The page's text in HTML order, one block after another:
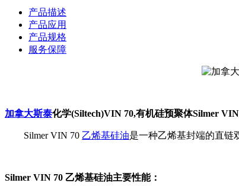
产品描述
产品应用
产品规格
服务保障
加拿大斯泰化学(Siltech)VIN 70,有机硅预聚体Silmer
Silmer VIN 70 乙烯基硅油是一种乙烯基封端的直链
Silmer VIN 70 乙烯基硅油主要性能：